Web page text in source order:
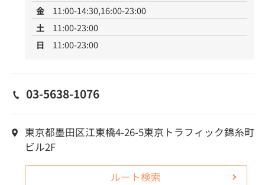
金
11:00-14:30,16:00-23:00
土
11:00-23:00
日
11:00-23:00
03-5638-1076
東京都墨田区江東橋4-26-5東京トラフィック錦糸町
ビル2F
ルート検索